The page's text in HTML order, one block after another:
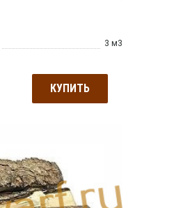
3 м3
КУПИТЬ